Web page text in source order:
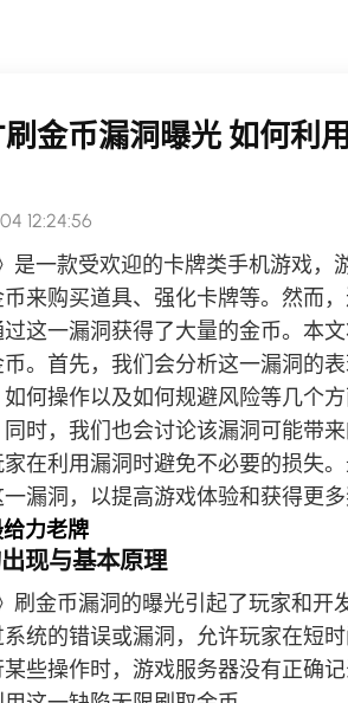
金币漏洞曝光 如何利
12:24:56
是一款受欢迎的卡牌类手机游戏，
来购买道具、强化卡牌等。然而
这一漏洞获得了大量的金币。本
。首先，我们会分析这一漏洞的
何操作以及如何规避风险等几个
时，我们也会讨论该漏洞可能带
在利用漏洞时避免不必要的损失
漏洞，以提高游戏体验和获得更多
力老牌
现与基本原理
刷金币漏洞的曝光引起了玩家和
统的错误或漏洞，允许玩家在短
些操作时，游戏服务器没有正确